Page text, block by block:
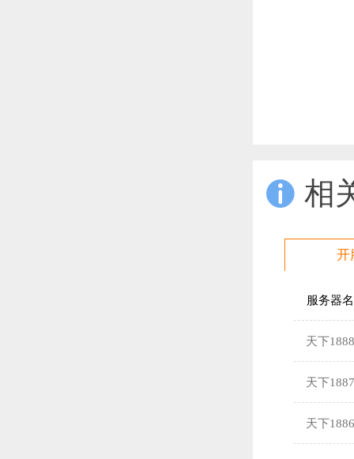
 相
开
服务器
天下
天下
天下